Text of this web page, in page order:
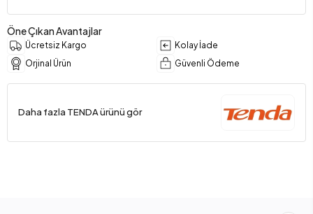
Öne Çıkan Avantajlar
Ücretsiz Kargo
Kolay İade
Orjinal Ürün
Güvenli Ödeme
Daha fazla TENDA ürünü gör